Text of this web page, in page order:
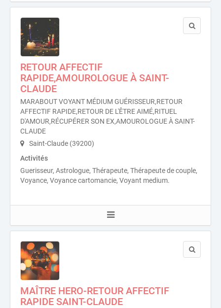
RETOUR AFFECTIF
RAPIDE,AMOUROLOGUE À SAINT-
CLAUDE
MARABOUT VOYANT MÉDIUM GUÉRISSEUR,RETOUR
AFFECTIF RAPIDE,RETOUR DE L'ÊTRE AIMÉ,RITUEL
D'AMOUR,RÉCUPÉRER SON EX,AMOUROLOGUE À SAINT-
CLAUDE
Saint-Claude (39200)
Activités
Guerisseur, Astrologue, Thérapeute, Thérapeute de couple,
Voyance, Voyance cartomancie, Voyant medium.
MAÎTRE HERO-RETOUR AFFECTIF
RAPIDE SAINT-CLAUDE